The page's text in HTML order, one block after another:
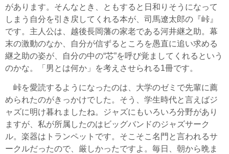
があります。そんなとき、ともすると日和りそうになって
しまう自分を引き戻してくれる本が、司馬遼太郎の『峠』
です。主人公は、越後長岡藩の家老である河井継之助。幕
末の激動のなか、自分が信ずるところを愚直に追い求める
継之助の姿が、自分の中の“芯”を呼び覚ましてくれるという
のかな。「男とは何か」を考えさせられる1冊です。
峠を愛読するようになったのは、大学のゼミで先輩に薦
められたのがきっかけでした。そう、学生時代と言えばジ
ャズに明け暮れましたね。ジャズにもいろいろ分野があり
ますが、私が所属したのはビッグバンドのジャズサーク
ル。楽器はトランペットです。そこそこ名門と言われるサ
ークルだったので、厳しかったですよ。毎日、朝から晩ま